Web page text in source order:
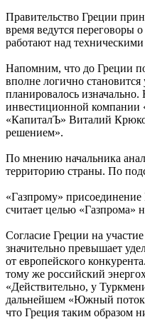
Правительство Греции
время ведутся переговоры
работают над
Напомним, что до Греции
вполне логично
планировалось
инвестиционной компании
«КапиталЪ» Виталий
решением».
По мнению начальника
территорию страны. По
«Газпрому»
считает целью «Газпрома»
Согласие Греции на
значительно превышает
от европейского
тому же российский
«Действительно, у
дальнейшем «Южный поток»
что Греция таким образом